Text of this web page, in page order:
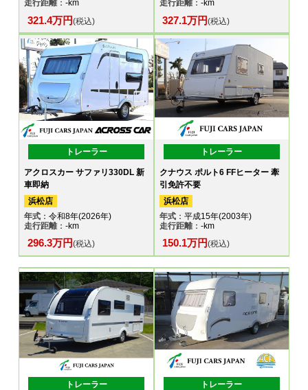
走行距離：-km
321.4万円(税込)
走行距離：-km
327.1万円(税込)
トレーラー
アクロスカー サファリ330DL 新
車即納
浜松店
年式 ：令和8年(2026年)
走行距離：-km
296.3万円(税込)
トレーラー
クナウス ポルト6 FFヒーター 牽
引免許不要
浜松店
年式：平成15年(2003年)
走行距離：-km
150.1万円(税込)
トレーラー トレーラー